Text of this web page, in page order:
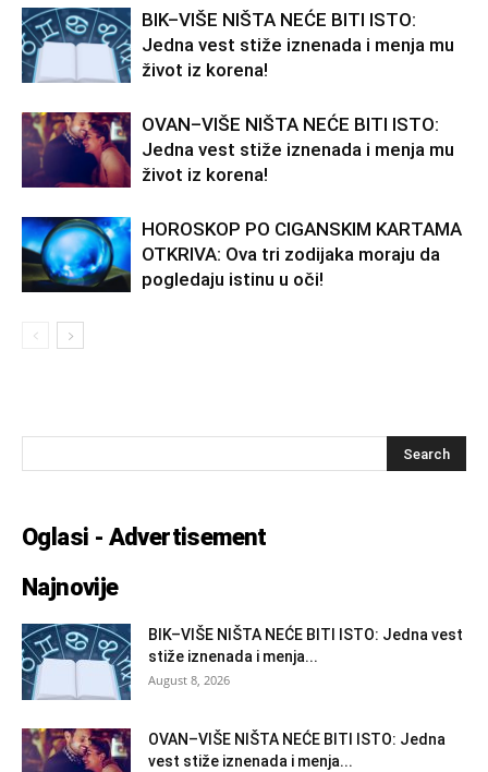
BIK–VIŠE NIŠTA NEĆE BITI ISTO:
Jedna vest stiže iznenada i menja mu
život iz korena!
OVAN–VIŠE NIŠTA NEĆE BITI ISTO:
Jedna vest stiže iznenada i menja mu
život iz korena!
HOROSKOP PO CIGANSKIM KARTAMA
OTKRIVA: Ova tri zodijaka moraju da
pogledaju istinu u oči!
Oglasi - Advertisement
Najnovije
BIK–VIŠE NIŠTA NEĆE BITI ISTO: Jedna vest
stiže iznenada i menja...
August 8, 2026
OVAN–VIŠE NIŠTA NEĆE BITI ISTO: Jedna
vest stiže iznenada i menja...